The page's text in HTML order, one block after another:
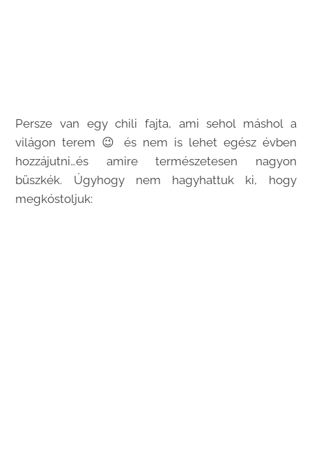
Persze van egy chili fajta, ami sehol máshol a
világon terem 😉 és nem is lehet egész évben
hozzájutni…és amire természetesen nagyon
büszkék. Úgyhogy nem hagyhattuk ki, hogy
megkóstoljuk: